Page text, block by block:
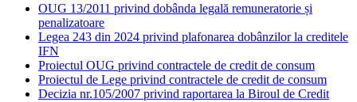
OUG 13/2011 privind dobânda legală remuneratorie și
penalizatoare
Legea 243 din 2024 privind plafonarea dobânzilor la creditele
IFN
Proiectul OUG privind contractele de credit de consum
Proiectul de Lege privind contractele de credit de consum
Decizia nr.105/2007 privind raportarea la Biroul de Credit